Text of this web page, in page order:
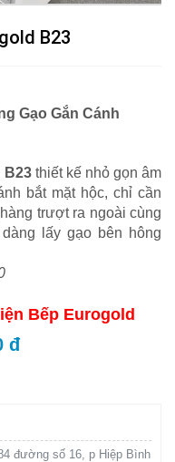
B23
Gạo Gắn Cánh
B23 thiết kế nhỏ gọn âm
bắt mặt hộc, chỉ cần
trượt ra ngoài cùng
lấy gạo bên hông
Bếp Eurogold
đ
đường số 16, p Hiệp Bình